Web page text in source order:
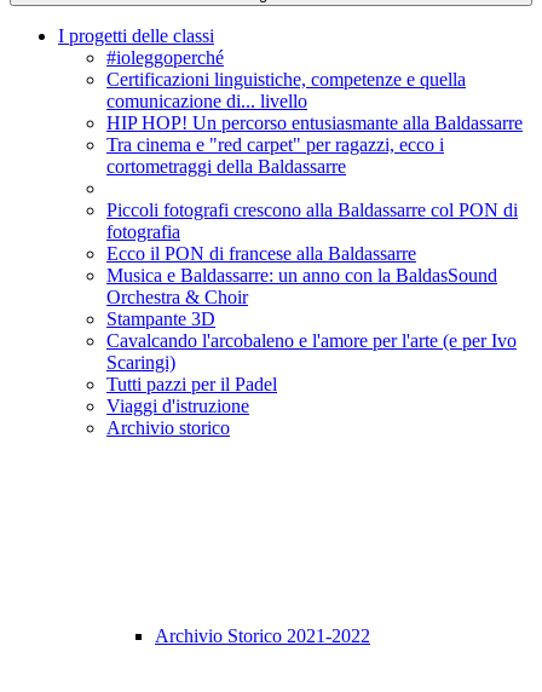
I progetti delle classi
#ioleggoperché
Certificazioni linguistiche, competenze e quella
comunicazione di... livello
HIP HOP! Un percorso entusiasmante alla Baldassarre
Tra cinema e "red carpet" per ragazzi, ecco i
cortometraggi della Baldassarre
Piccoli fotografi crescono alla Baldassarre col PON di
fotografia
Ecco il PON di francese alla Baldassarre
Musica e Baldassarre: un anno con la BaldasSound
Orchestra & Choir
Stampante 3D
Cavalcando l'arcobaleno e l'amore per l'arte (e per Ivo
Scaringi)
Tutti pazzi per il Padel
Viaggi d'istruzione
Archivio storico
Archivio Storico 2021-2022